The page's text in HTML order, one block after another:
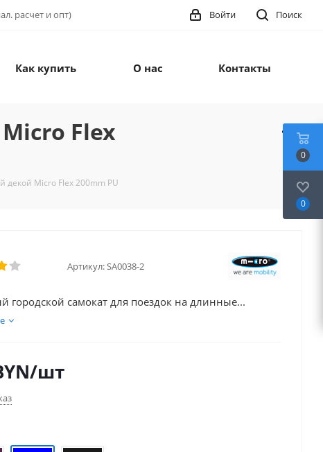
расчет и опт) Поиск
Войти
Как купить О нас Контакты
Flex
Micro Flex 200mm PU
Артикул:SA0038-2
городской самокат для поездок на длинные...
/шт
0
0